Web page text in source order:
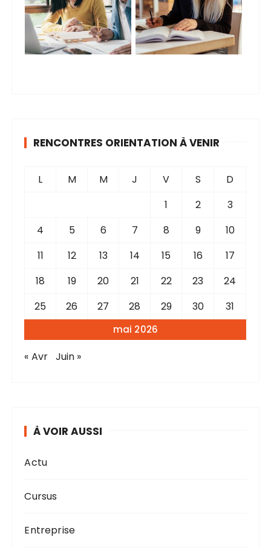
RENCONTRES ORIENTATION À VENIR
mai 2026
L M M J V S
D
1
2
3
4
5 6 7 8 9
10
11
12 13 14 15 16
17
18
19 20 21 22 23
24
25
26 27 28 29 30 31
« Avr Juin »
À VOIR AUSSI
Actu
Cursus
Entreprise